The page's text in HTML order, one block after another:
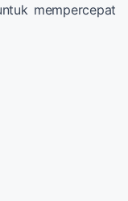
mempercepat